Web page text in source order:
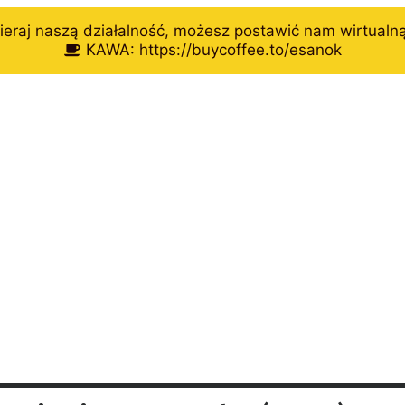
naszą działalność, możesz postawić nam
KAWA: https://buycoffee.to/esanok